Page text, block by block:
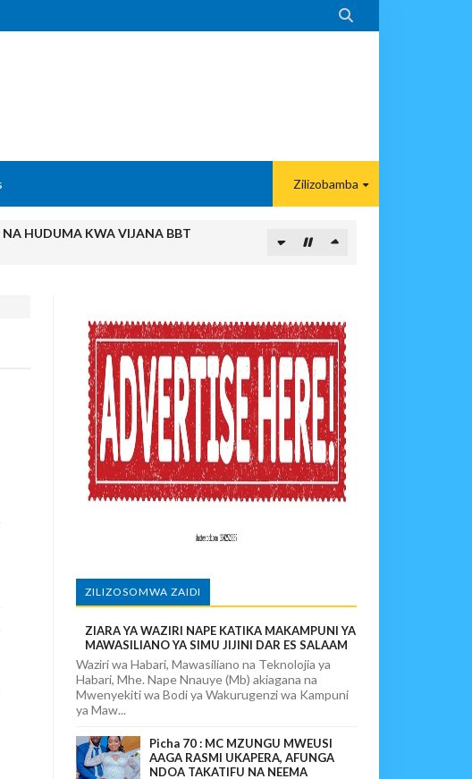

Zilizobamba
NA HUDUMA KWA VIJANA BBT
Baraka, Mpaka Usomaji Wa Viganja Ulipofichua Siri Na Njia Zangu Za
Nilipovunja Mikosi Na Kushuhudia Tajiriba Ikirejea Nyumbani
Kushika Mimba Na Kufuta Machozi Yangu
TANGA KITUO KIKUU CHA NISHATI YA MAFUTA
ZILIZOSOMWA ZAIDI
ZIARA YA WAZIRI NAPE KATIKA MAKAMPUNI YA
MAWASILIANO YA SIMU JIJINI DAR ES SALAAM
Waziri wa Habari, Mawasiliano na Teknolojia ya
Habari, Mhe. Nape Nnauye (Mb) akiagana na
Mwenyekiti wa Bodi ya Wakurugenzi wa Kampuni
ya Maw...
Picha 70 : MC MZUNGU MWEUSI
AAGA RASMI UKAPERA, AFUNGA
NDOA TAKATIFU NA NEEMA